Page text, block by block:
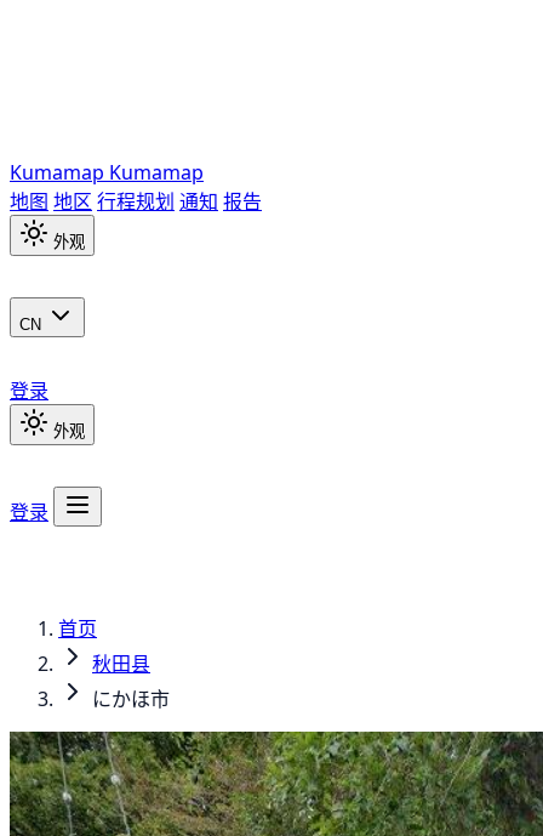
Kumamap Kumamap
地图 地区 行程规划 通知 报告
外观
CN
登录
外观
登录
首页
秋田县
にかほ市